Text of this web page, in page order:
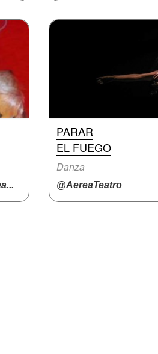
PARAR
EL FUEGO
Danza
@AereaTeatro